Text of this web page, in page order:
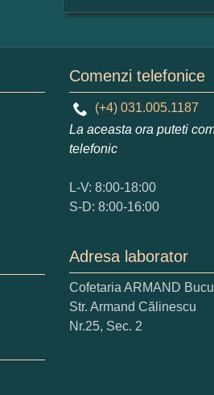
Numele
Adaugati o parere
Ce nota acordati
1 2 3
Nu tocmai bun
Comenzi telefonice
(+4) 031.005.1187
La aceasta ora puteti
telefonic
L-V: 8:00-18:00
S-D: 8:00-16:00
Adresa laborator
Cofetaria ARMAND
Str. Armand Călinescu
Nr.25, Sec. 2